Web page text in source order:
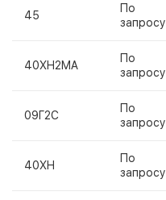
45
По
запросу
40ХН2МА
По
запросу
09Г2С
По
запросу
40ХН
По
запросу